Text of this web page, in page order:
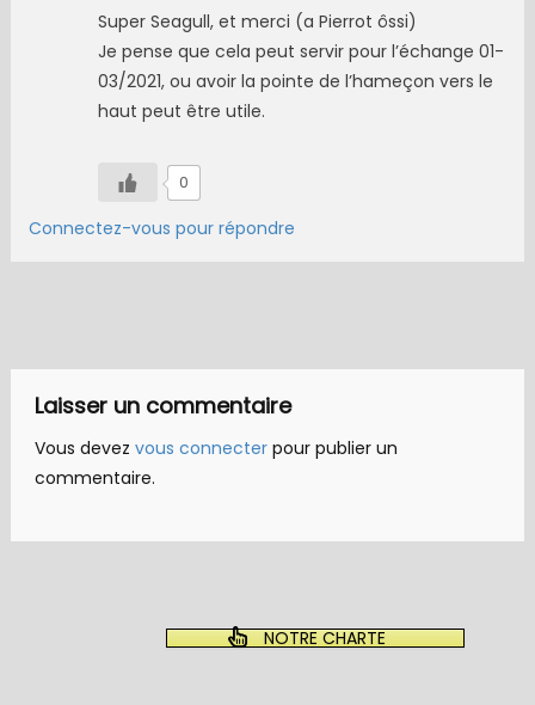
Super Seagull, et merci (a Pierrot ôssi)
Je pense que cela peut servir pour l’échange 01-
03/2021, ou avoir la pointe de l’hameçon vers le
haut peut être utile.
0
Connectez-vous pour répondre
Laisser un commentaire
Vous devez vous connecterpour publier un
commentaire.
NOTRE CHARTE